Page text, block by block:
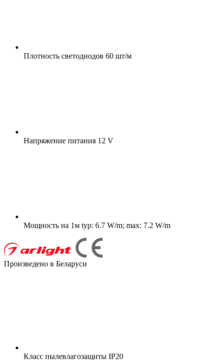
Плотность светодиодов 60 шт/м
Напряжение питания 12 V
Мощность на 1м typ: 6.7 W/m; max: 7.2 W/m
Произведено в Беларуси
Класс пылевлагозащиты IP20